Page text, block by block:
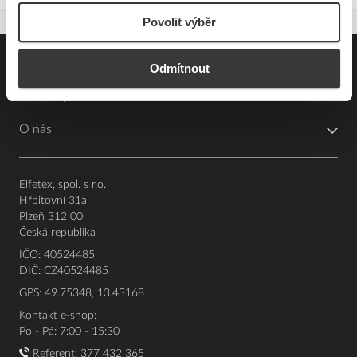
Povolit výběr
Odmítnout
O nás
Elfetex, spol. s r.o.
Hřbitovní 31a
Plzeň 312 00
Česká republika
IČO: 40524485
DIČ: CZ40524485
GPS: 49.75348, 13.43168
Kontakt e-shop:
Po - Pá: 7:00 - 15:30
Referent: 377 432 365